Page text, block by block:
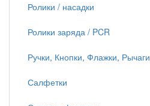
Ролики / насадки
Ролики заряда / PCR
Ручки, Кнопки, Флажки, Рычаги
Салфетки